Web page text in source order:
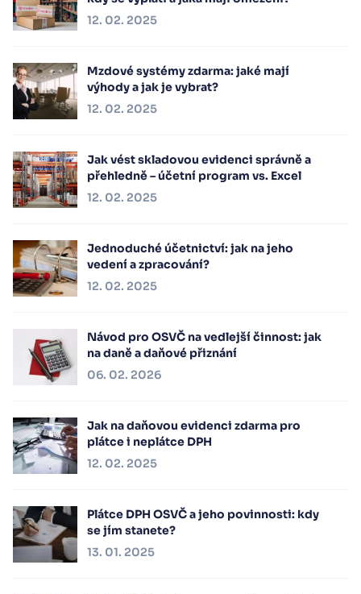
12. 02. 2025
Mzdové systémy zdarma: jaké mají
výhody a jak je vybrat?
12. 02. 2025
Jak vést skladovou evidenci správně a
přehledně – účetní program vs. Excel
12. 02. 2025
Jednoduché účetnictví: jak na jeho
vedení a zpracování?
12. 02. 2025
Návod pro OSVČ na vedlejší činnost: jak
na daně a daňové přiznání
06. 02. 2026
Jak na daňovou evidenci zdarma pro
plátce i neplátce DPH
12. 02. 2025
Plátce DPH OSVČ a jeho povinnosti: kdy
se jím stanete?
13. 01. 2025